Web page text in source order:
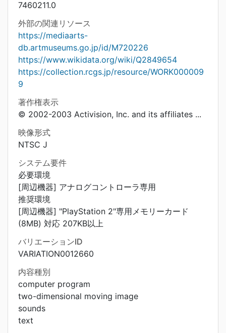
7460211.0
外部の関連リソース
https://mediaarts-
db.artmuseums.go.jp/id/M720226
https://www.wikidata.org/wiki/Q2849654
https://collection.rcgs.jp/resource/WORK000009
9
著作権表示
© 2002-2003 Activision, Inc. and its affiliates ...
映像形式
NTSC J
システム要件
必要環境
[周辺機器] アナログコントローラ専用
推奨環境
[周辺機器] "PlayStation 2"専用メモリーカード
(8MB) 対応 207KB以上
バリエーションID
VARIATION0012660
内容種別
computer program
two-dimensional moving image
sounds
text